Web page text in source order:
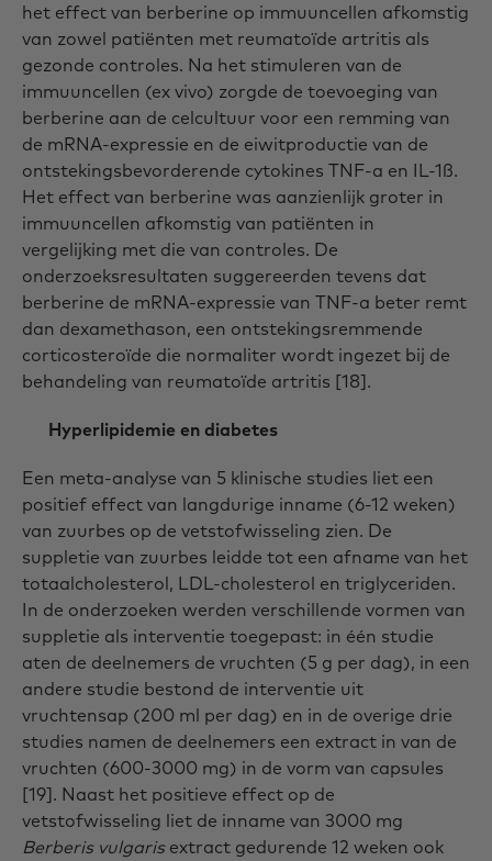
het effect van berberine op immuuncellen afkomstig
van zowel patiënten met reumatoïde artritis als
gezonde controles. Na het stimuleren van de
immuuncellen (ex vivo) zorgde de toevoeging van
berberine aan de celcultuur voor een remming van
de mRNA-expressie en de eiwitproductie van de
ontstekingsbevorderende cytokines TNF-a en IL-1ß.
Het effect van berberine was aanzienlijk groter in
immuuncellen afkomstig van patiënten in
vergelijking met die van controles. De
onderzoeksresultaten suggereerden tevens dat
berberine de mRNA-expressie van TNF-a beter remt
dan dexamethason, een ontstekingsremmende
corticosteroïde die normaliter wordt ingezet bij de
behandeling van reumatoïde artritis [18].
Hyperlipidemie en diabetes
Een meta-analyse van 5 klinische studies liet een
positief effect van langdurige inname (6-12 weken)
van zuurbes op de vetstofwisseling zien. De
suppletie van zuurbes leidde tot een afname van het
totaalcholesterol, LDL-cholesterol en triglyceriden.
In de onderzoeken werden verschillende vormen van
suppletie als interventie toegepast: in één studie
aten de deelnemers de vruchten (5 g per dag), in een
andere studie bestond de interventie uit
vruchtensap (200 ml per dag) en in de overige drie
studies namen de deelnemers een extract in van de
vruchten (600-3000 mg) in de vorm van capsules
[19]. Naast het positieve effect op de
vetstofwisseling liet de inname van 3000 mg
Berberis vulgaris extract gedurende 12 weken ook